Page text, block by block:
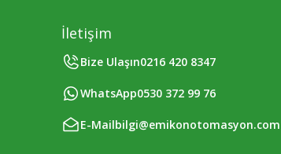
İletişim
Bize Ulaşın0216 420 8347
WhatsApp0530 372 99 76
E-Mailbilgi@emikonotomasyon.com